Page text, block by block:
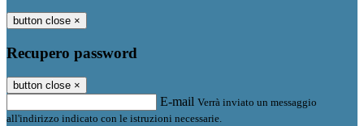
button close ×
Recupero password
button close ×
E-mail Verrà inviato un messaggio
all'indirizzo indicato con le istruzioni necessarie.